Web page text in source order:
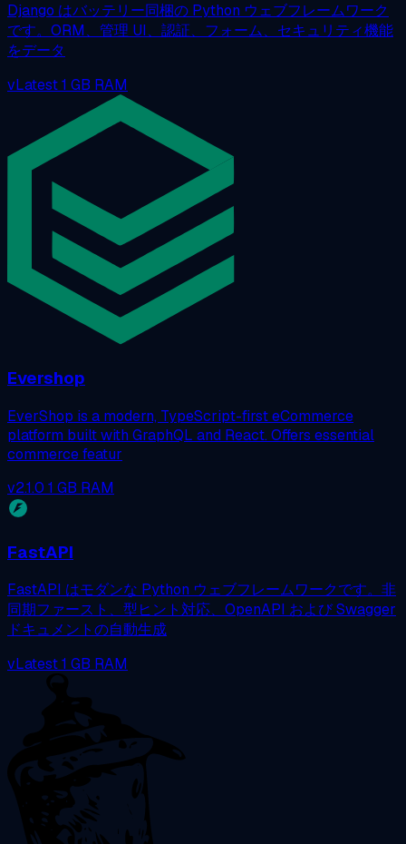
Django はバッテリー同梱の Python ウェブフレームワーク
です。ORM、管理 UI、認証、フォーム、セキュリティ機能
をデータ
vLatest1 GB RAM
Evershop
EverShop is a modern, TypeScript-first eCommerce
platform built with GraphQL and React. Offers essential
commerce featur
v2.1.0 1 GB RAM
FastAPI
FastAPI はモダンな Python ウェブフレームワークです。非
同期ファースト、型ヒント対応、OpenAPI および Swagger
ドキュメントの自動生成
vLatest1 GB RAM